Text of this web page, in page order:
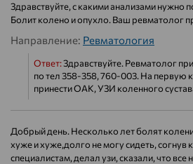
Здравствуйте, с какими анализами нужно
Болит колено и опухло. Ваш ревматолог
Направление: Ревматология
Ответ:Здравствуйте. Ревматолог
по тел 358-358, 760-003. На первую
принести ОАК, УЗИ коленного
Добрый день. Несколько лет болят
хуже и хуже,долго не могу сидеть,
специалистам, делал узи, сказали, что